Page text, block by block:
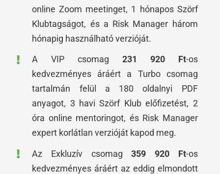
online Zoom meetinget, 1 hónapos Szörf
Klubtagságot, és a Risk Manager három
hónapig használható verzióját.
A VIP csomag 231 920 Ft-os
kedvezményes áráért a Turbo csomag
tartalmán felül a 180 oldalnyi PDF
anyagot, 3 havi Szörf Klub előfizetést, 2
óra online mentoringot, és Risk Manager
expert korlátlan verzióját kapod meg.
Az Exkluzív csomag359 920 Ft-os
kedvezményes áráért az eddig elmondott